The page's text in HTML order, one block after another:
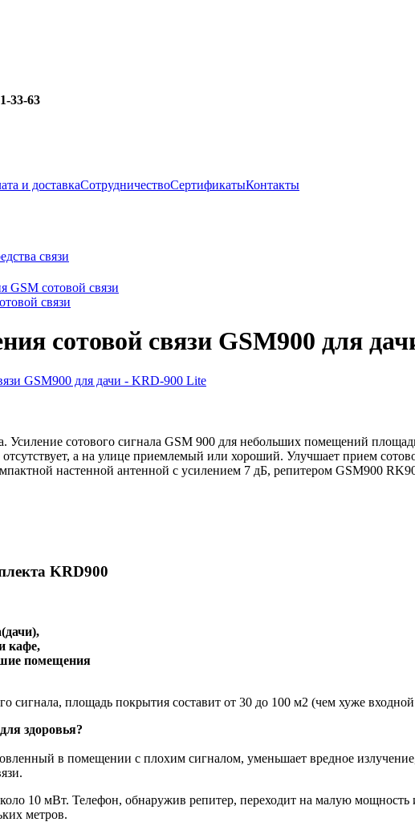
33-63
и доставкаСотрудничествоСертификатыКонтакты
связи
GSM сотовой связи
связи
сотовой связи GSM900 для
Усиление сотового сигнала GSM 900 для небольших помещений
отсутствует, а на улице приемлемый или хороший. Улучшает прием
настенной антенной с усилением 7 дБ, репитером GSM900
KRD900
кафе,
помещения
сигнала, площадь покрытия составит от 30 до 100 м2 (чем хуже
здоровья?
в помещении с плохим сигналом, уменьшает вредное
10 мВт. Телефон, обнаружив репитер, переходит на малую мощность
метров.